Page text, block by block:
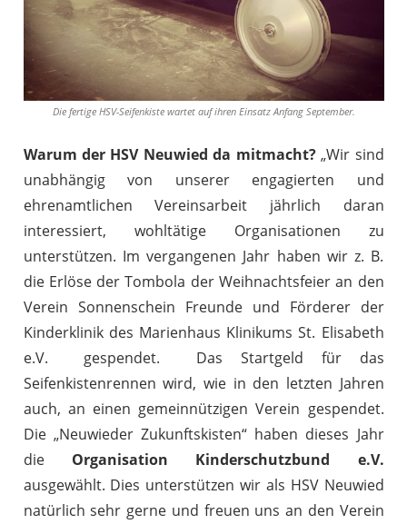
Die fertige HSV-Seifenkiste wartet auf ihren Einsatz Anfang September.
Warum der HSV Neuwied da mitmacht?„Wir sind
unabhängig von unserer engagierten und
ehrenamtlichen Vereinsarbeit jährlich daran
interessiert, wohltätige Organisationen zu
unterstützen. Im vergangenen Jahr haben wir z. B.
die Erlöse der Tombola der Weihnachtsfeier an den
Verein Sonnenschein Freunde und Förderer der
Kinderklinik des Marienhaus Klinikums St. Elisabeth
e.V. gespendet. Das Startgeld für das
Seifenkistenrennen wird, wie in den letzten Jahren
auch, an einen gemeinnützigen Verein gespendet.
Die „Neuwieder Zukunftskisten“ haben dieses Jahr
die Organisation Kinderschutzbund e.V.
ausgewählt. Dies unterstützen wir als HSV Neuwied
natürlich sehr gerne und freuen uns an den Verein